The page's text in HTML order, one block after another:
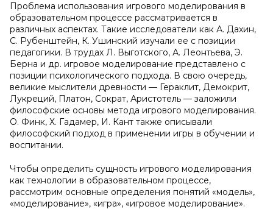
Проблема использования игрового моделирования в
образовательном процессе рассматривается в
различных аспектах. Такие исследователи как А. Дахин,
С. Рубенштейн, К. Ушинский изучали ее с позиции
педагогики. В трудах Л. Выготского, А. Леонтьева, Э.
Берна и др. игровое моделирование представлено с
позиции психологического подхода. В свою очередь,
великие мыслители древности — Гераклит, Демокрит,
Лукреций, Платон, Сократ, Аристотель — заложили
философские основы метода игрового моделирования.
О. Финк, Х. Гадамер, И. Кант также описывали
философский подход в применении игры в обучении и
воспитании.
Чтобы определить сущность игрового моделирования
как технологии в образовательном процессе,
рассмотрим основные определения понятий «модель»,
«моделирование», «игра», «игровое моделирование».